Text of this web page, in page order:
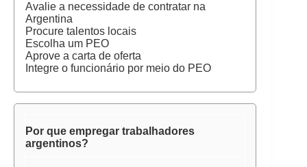
Avalie a necessidade de contratar na
Argentina
Procure talentos locais
Escolha um PEO
Aprove a carta de oferta
Integre o funcionário por meio do PEO
Por que empregar trabalhadores
argentinos?